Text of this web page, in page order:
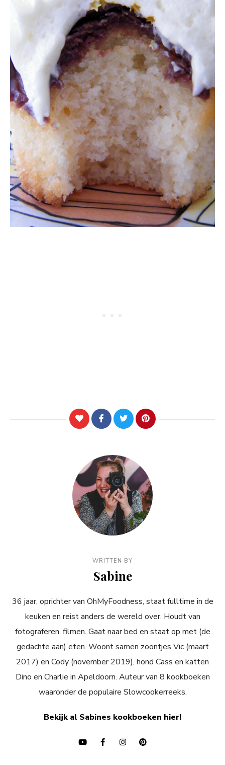
WRITTEN BY
Sabine
36 jaar, oprichter van OhMyFoodness, staat fulltime in de
keuken en reist anders de wereld over. Houdt van
fotograferen, filmen. Gaat naar bed en staat op met (de
gedachte aan) eten. Woont samen zoontjes Vic (maart
2017) en Cody (november 2019), hond Cass en katten
Dino en Charlie in Apeldoorn. Auteur van 8 kookboeken
waaronder de populaire Slowcookerreeks.
Bekijk al Sabines kookboeken hier!